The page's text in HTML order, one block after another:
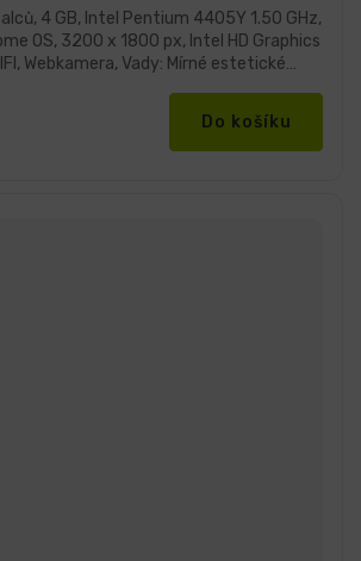
Do košíku
4 GB, Intel Pentium 4405Y 1.50 GHz,
OS, 3200 x 1800 px, Intel HD Graphics
Webkamera, Vady: Mírné estetické